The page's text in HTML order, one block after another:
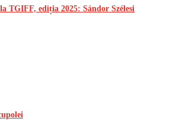
TGIFF, ediția 2025: Sándor Szélesi